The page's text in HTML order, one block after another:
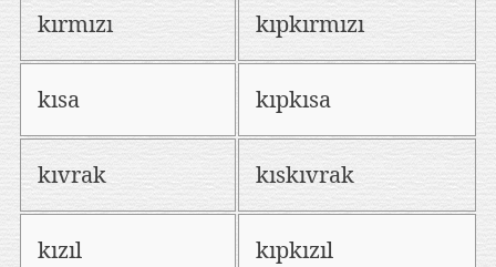
kırmızı kıpkırmızı
kısa kıpkısa
kıvrak kıskıvrak
kızıl kıpkızıl